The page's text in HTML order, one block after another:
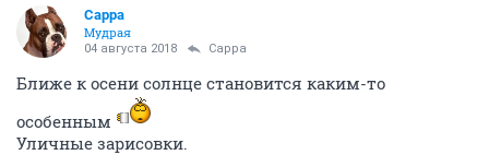
Сарра
Мудрая
04 августа 2018 Сарра
Ближе к осени солнце становится каким-то
особенным
Уличные зарисовки.